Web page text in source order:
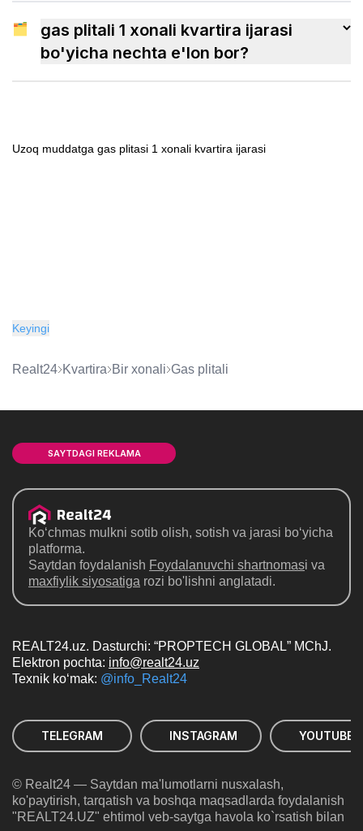
🗂
gas plitali 1 xonali kvartira ijarasi
bo'yicha nechta e'lon bor?
Uzoq muddatga gas plitasi 1 xonali kvartira ijarasi
Keyingi
Realt24 kvartira bir xonali gas plitali
SAYTDAGI REKLAMA
Ko‘chmas mulkni sotib olish, sotish va jarasi bo‘yicha
platforma.
Saytdan foydalanish Foydalanuvchi shartnomasi va
maxfiylik siyosatiga rozi bo'lishni anglatadi.
REALT24.uz. Dasturchi: “PROPTECH GLOBAL” MChJ.
Elektron pochta: info@realt24.uz
Texnik ko‘mak: @info_Realt24
TELEGRAM INSTAGRAM YOUTUBE
© Realt24 — Saytdan ma'lumotlarni nusxalash,
ko'paytirish, tarqatish va boshqa maqsadlarda foydalanish
"REALT24.UZ" ehtimol veb-saytga havola ko`rsatish bilan